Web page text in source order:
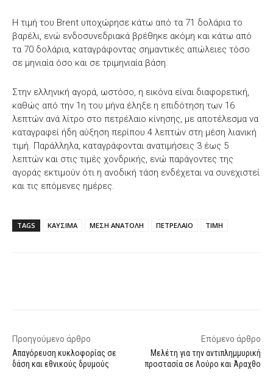
Η τιμή του Brent υποχώρησε κάτω από τα 71 δολάρια το
βαρέλι, ενώ ενδοσυνεδριακά βρέθηκε ακόμη και κάτω από
τα 70 δολάρια, καταγράφοντας σημαντικές απώλειες τόσο
σε μηνιαία όσο και σε τριμηνιαία βάση.
Στην ελληνική αγορά, ωστόσο, η εικόνα είναι διαφορετική,
καθώς από την 1η του μήνα έληξε η επιδότηση των 16
λεπτών ανά λίτρο στο πετρέλαιο κίνησης, με αποτέλεσμα να
καταγραφεί ήδη αύξηση περίπου 4 λεπτών στη μέση λιανική
τιμή. Παράλληλα, καταγράφονται ανατιμήσεις 3 έως 5
λεπτών και στις τιμές χονδρικής, ενώ παράγοντες της
αγοράς εκτιμούν ότι η ανοδική τάση ενδέχεται να συνεχιστεί
και τις επόμενες ημέρες.
TAGS ΚΑΥΣΙΜΑ ΜΕΣΗ ΑΝΑΤΟΛΗ ΠΕΤΡΕΛΑΙΟ ΤΙΜΗ
Προηγούμενο άρθρο
Απαγόρευση κυκλοφορίας σε
δάση και εθνικούς δρυμούς
Επόμενο άρθρο
Μελέτη για την αντιπλημμυρική
προστασία σε Λούρο και Άραχθο